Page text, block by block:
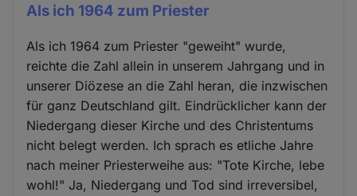
Als ich 1964 zum Priester
Als ich 1964 zum Priester "geweiht" wurde,
reichte die Zahl allein in unserem Jahrgang und in
unserer Diözese an die Zahl heran, die inzwischen
für ganz Deutschland gilt. Eindrücklicher kann der
Niedergang dieser Kirche und des Christentums
nicht belegt werden. Ich sprach es etliche Jahre
nach meiner Priesterweihe aus: "Tote Kirche, lebe
wohl!" Ja, Niedergang und Tod sind irreversibel,